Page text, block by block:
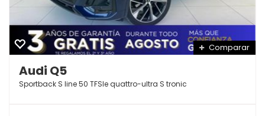
Comparar
Audi Q5
Sportback S line 50 TFSIe quattro-ultra S tronic